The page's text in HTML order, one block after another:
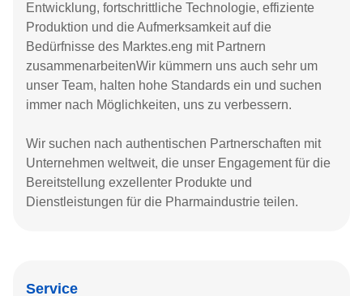
Entwicklung, fortschrittliche Technologie, effiziente
Produktion und die Aufmerksamkeit auf die
Bedürfnisse des Marktes.eng mit Partnern
zusammenarbeitenWir kümmern uns auch sehr um
unser Team, halten hohe Standards ein und suchen
immer nach Möglichkeiten, uns zu verbessern.
Wir suchen nach authentischen Partnerschaften mit
Unternehmen weltweit, die unser Engagement für die
Bereitstellung exzellenter Produkte und
Dienstleistungen für die Pharmaindustrie teilen.
Service